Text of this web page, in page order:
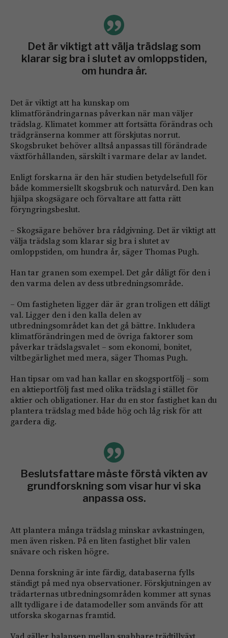
Det är viktigt att välja trädslag som
klarar sig bra i slutet av omloppstiden,
om hundra år.
Det är viktigt att ha kunskap om
klimatförändringarnas påverkan när man väljer
trädslag. Klimatet kommer att fortsätta förändras och
trädgränserna kommer att förskjutas norrut.
Skogsbruket behöver alltså anpassas till förändrade
växtförhållanden, särskilt i varmare delar av landet.
Enligt forskarna är den här studien betydelsefull för
både kommersiellt skogsbruk och naturvård. Den kan
hjälpa skogsägare och förvaltare att fatta rätt
föryngringsbeslut.
– Skogsägare behöver bra rådgivning. Det är viktigt att
välja trädslag som klarar sig bra i slutet av
omloppstiden, om hundra år, säger Thomas Pugh.
Han tar granen som exempel. Det går dåligt för den i
den varma delen av dess utbredningsområde.
– Om fastigheten ligger där är gran troligen ett dåligt
val. Ligger den i den kalla delen av
utbredningsområdet kan det gå bättre. Inkludera
klimatförändringen med de övriga faktorer som
påverkar trädslagsvalet – som ekonomi, bonitet,
viltbegärlighet med mera, säger Thomas Pugh.
Han tipsar om vad han kallar en skogsportfölj – som
en aktieportfölj fast med olika trädslag i stället för
aktier och obligationer. Har du en stor fastighet kan du
plantera trädslag med både hög och låg risk för att
gardera dig.
Beslutsfattare måste förstå vikten av
grundforskning som visar hur vi ska
anpassa oss.
Att plantera många trädslag minskar avkastningen,
men även risken. På en liten fastighet blir valen
snävare och risken högre.
Denna forskning är inte färdig, databaserna fylls
ständigt på med nya observationer. Förskjutningen av
trädarternas utbredningsområden kommer att synas
allt tydligare i de datamodeller som används för att
utforska skogarnas framtid.
Vad gäller balansen mellan snabbare trädtillväxt,